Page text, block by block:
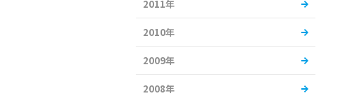
2011年
2010年
2009年
2008年